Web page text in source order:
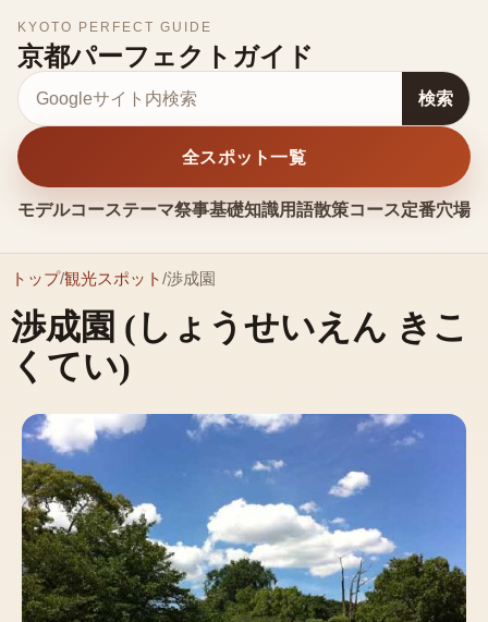
KYOTO PERFECT GUIDE
京都パーフェクトガイド
モデルコーステーマ祭事基礎知識用語散策コース定番穴場
サイト内検索
検索
全スポット一覧
トップ/観光スポット/渉成園
渉成園 (しょうせいえん きこ
くてい)